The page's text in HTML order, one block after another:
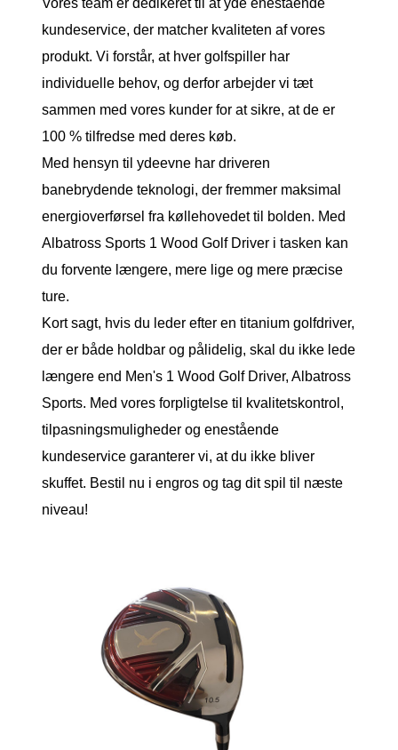
kundeservice, der matcher kvaliteten af ​​vores
produkt. Vi forstår, at hver golfspiller har
individuelle behov, og derfor arbejder vi tæt
sammen med vores kunder for at sikre, at de er
100 % tilfredse med deres køb.
Med hensyn til ydeevne har driveren
banebrydende teknologi, der fremmer maksimal
energioverførsel fra køllehovedet til bolden. Med
Albatross Sports 1 Wood Golf Driver i tasken kan
du forvente længere, mere lige og mere præcise
ture.
Kort sagt, hvis du leder efter en titanium golfdriver,
der er både holdbar og pålidelig, skal du ikke lede
længere end Men's 1 Wood Golf Driver, Albatross
Sports. Med vores forpligtelse til kvalitetskontrol,
tilpasningsmuligheder og enestående
kundeservice garanterer vi, at du ikke bliver
skuffet. Bestil nu i engros og tag dit spil til næste
niveau!